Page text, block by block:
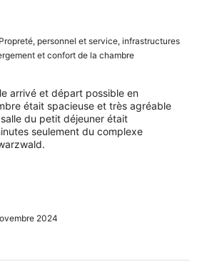
personnel et service, infrastructures
et confort de la chambre
arrivé et départ possible en
était spacieuse et très agréable
du petit déjeuner était
seulement du complexe
2024